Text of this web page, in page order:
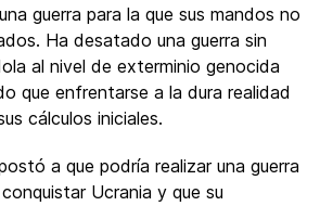
guerra para la que sus mandos no
Ha desatado una guerra sin
al nivel de exterminio genocida
que enfrentarse a la dura realidad
cálculos iniciales.
a que podría realizar una guerra
Ucrania y que su